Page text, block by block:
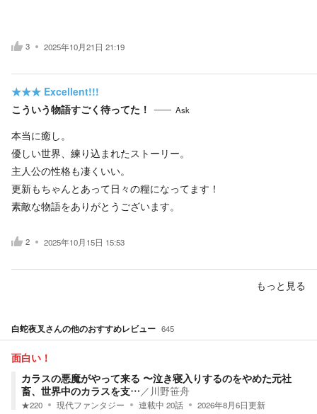
3 2025年10月21日 21:19
★★★ Excellent!!!
こういう物語すごく待ってた！
Ask
本当に癒し。
優しい世界、練り込まれたストーリー。
主人公の性格も凄くいい。
更新もちゃんとあって日々の糧になってます！
素敵な物語をありがとうございます。
2 2025年10月15日 15:53
もっと見る
白蛇夜叉さんの他のおすすめレビュー 645
面白い！
カラスの悪魔がやって来る 〜泣き寝入りするのをやめた元社
畜、世界中のカラスを支… ／ 川野笹舟
★220 現代ファンタジー 連載中 20話 2026年8月6日更新